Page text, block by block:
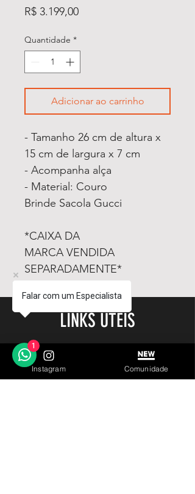
R$ 3.199,00Preço
Quantidade *
Adicionar ao carrinho
- Tamanho 26 cm de altura x
15 cm de largura x 7 cm
- Acompanha alça
- Material: Couro
Brinde Sacola Gucci
*CAIXA DA
MARCA VENDIDA
SEPARADAMENTE*
LINKS ÚTEIS
Instagram Comunidade
Falar com um Especialista
1